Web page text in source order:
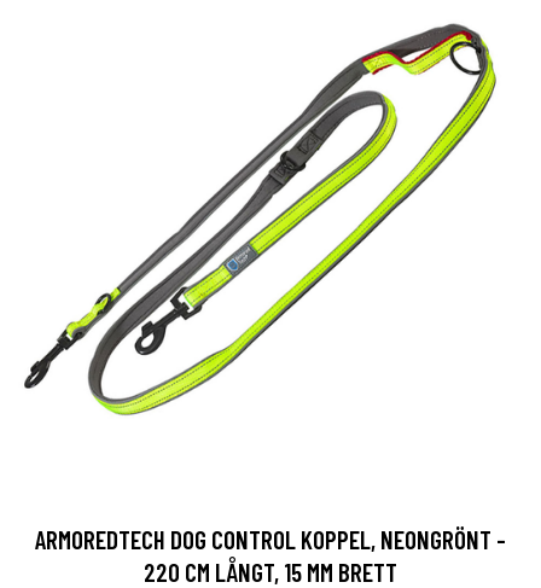
ARMOREDTECH DOG CONTROL KOPPEL, NEONGRÖNT -
220 CM LÅNGT, 15 MM BRETT